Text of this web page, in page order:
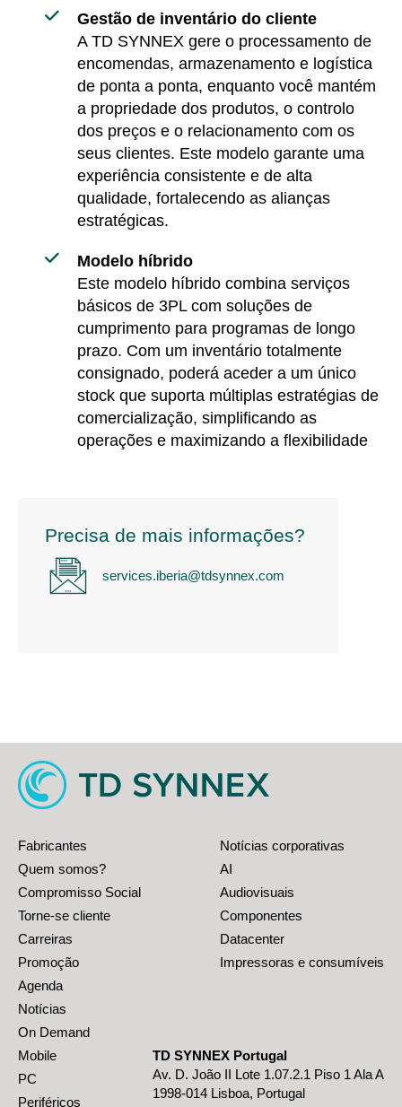
Gestão de inventário do cliente
A TD SYNNEX gere o processamento de
encomendas, armazenamento e logística
de ponta a ponta, enquanto você mantém
a propriedade dos produtos, o controlo
dos preços e o relacionamento com os
seus clientes. Este modelo garante uma
experiência consistente e de alta
qualidade, fortalecendo as alianças
estratégicas.
Modelo híbrido
Este modelo híbrido combina serviços
básicos de 3PL com soluções de
cumprimento para programas de longo
prazo. Com um inventário totalmente
consignado, poderá aceder a um único
stock que suporta múltiplas estratégias de
comercialização, simplificando as
operações e maximizando a flexibilidade
Precisa de mais informações?
services.iberia@tdsynnex.com
Fabricantes
Quem somos?
Compromisso Social
Torne-se cliente
Carreiras
Promoção
Agenda
Notícias
On Demand
Notícias corporativas
AI
Audiovisuais
Componentes
Datacenter
Impressoras e consumíveis
Mobile
PC
Periféricos
TD SYNNEX Portugal
Av. D. João II Lote 1.07.2.1 Piso 1 Ala A
1998-014 Lisboa, Portugal